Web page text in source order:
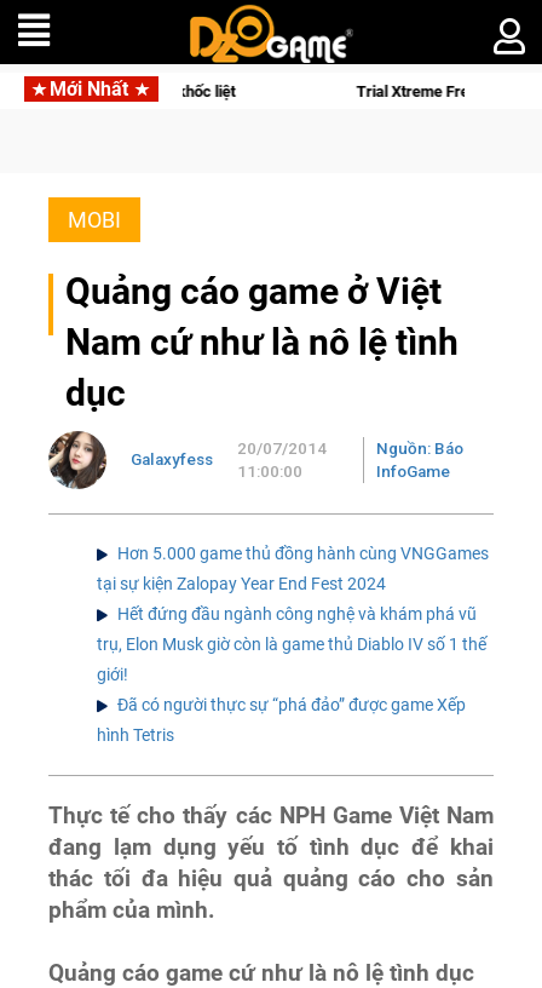
Mới Nhất
sử khốc liệt Trial Xtreme Freedom – Game đua xe mô tô
MOBI
Quảng cáo game ở Việt
Nam cứ như là nô lệ tình
dục
Galaxyfess
20/07/2014
11:00:00
Nguồn: Báo
InfoGame
Hơn 5.000 game thủ đồng hành cùng VNGGames
tại sự kiện Zalopay Year End Fest 2024
Hết đứng đầu ngành công nghệ và khám phá vũ
trụ, Elon Musk giờ còn là game thủ Diablo IV số 1 thế
giới!
Đã có người thực sự “phá đảo” được game Xếp
hình Tetris
Thực tế cho thấy các NPH Game Việt Nam
đang lạm dụng yếu tố tình dục để khai
thác tối đa hiệu quả quảng cáo cho sản
phẩm của mình.
Quảng cáo game cứ như là nô lệ tình dục